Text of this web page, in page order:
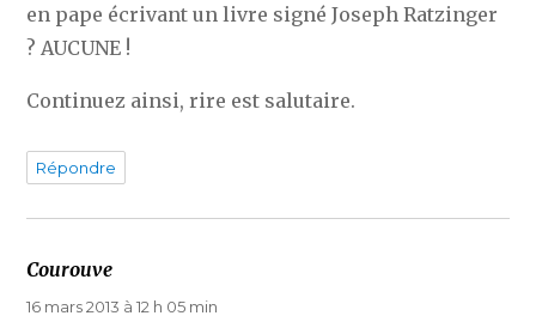
en pape écrivant un livre signé Joseph Ratzinger
? AUCUNE !
Continuez ainsi, rire est salutaire.
Répondre
Courouve
16 mars 2013 à 12 h 05 min